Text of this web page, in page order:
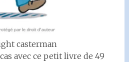
casterman
avec ce petit livre de 49